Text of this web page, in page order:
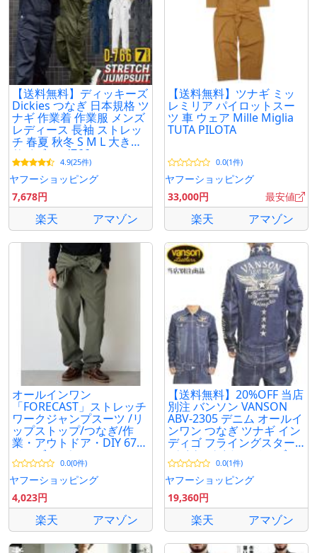
【送料無料】ディッキーズ
Dickies つなぎ 日本規格 ツ
ナギ 作業着 作業服 メンズ
レディース 長袖 ストレッ
チ 春夏 秋冬 S M L 大きい
サイズ cc-d766
4.9(25件)
ヤフーショッピング
7,678円
楽天 アマゾン
【送料無料】ツナギ ミッ
レミリア パイロットスー
ツ 車 ウェア Mille Miglia
TUTA PILOTA
0.0(1件)
ヤフーショッピング
33,000円
最安値
楽天 アマゾン
オールインワン
「FORECAST」ストレッチ
ワークジャンプスーツ /リ
ップストップ/つなぎ/作
業・アウトドア・DIY 6786
メンズ レディース
0.0(0件)
ヤフーショッピング
4,023円
楽天 アマゾン
【送料無料】20%OFF 当店
別注 バンソン VANSON
ABV-2305 デニム オールイ
ンワン つなぎ ツナギ イン
ディゴ フライングスター
バイク バイカー メンズ
0.0(1件)
ヤフーショッピング
19,360円
楽天 アマゾン